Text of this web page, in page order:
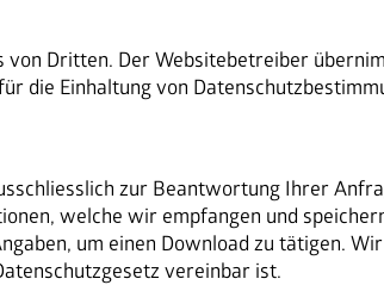
von Dritten. Der Websitebetreiber
die Einhaltung von
zur Beantwortung Ihrer
welche wir empfangen und
um einen Download zu tätigen.
vereinbar ist.